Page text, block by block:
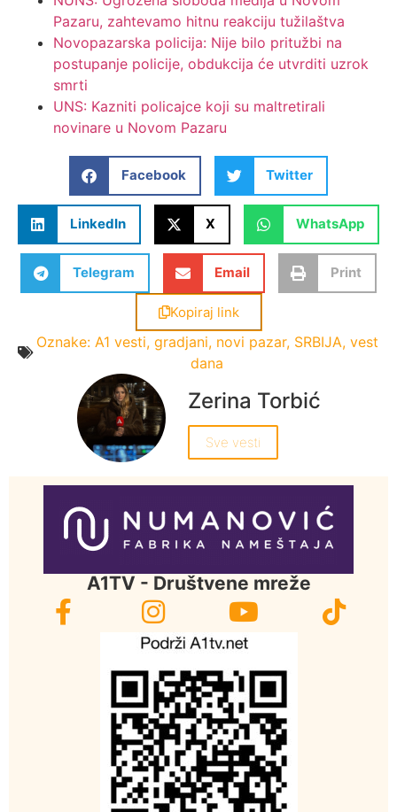
Pazaru, zahtevamo hitnu reakciju tužilaštva
Novopazarska policija: Nije bilo pritužbi na
postupanje policije, obdukcija će utvrditi uzrok
smrti
UNS: Kazniti policajce koji su maltretirali
novinare u Novom Pazaru
Facebook Twitter
LinkedIn X WhatsApp
Telegram Email Print
Kopiraj link
Oznake: A1 vesti, gradjani, novi pazar, SRBIJA, vest
dana
Zerina Torbić
Sve vesti
A1TV - Društvene mreže